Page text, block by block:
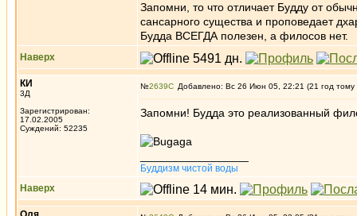
Запомни, то что отличает Будду от
сансарного существа и проповедает
Будда ВСЕГДА полезен, а филосов нет.
Наверх
КИ
3Д
Зарегистрирован:
17.02.2005
Суждений: 52235
№2639 Добавлено: Вс 26 Июн 05, 22:21 (21 год тому
Запомни! Будда это реализованный
Буддизм чистой воды
Наверх